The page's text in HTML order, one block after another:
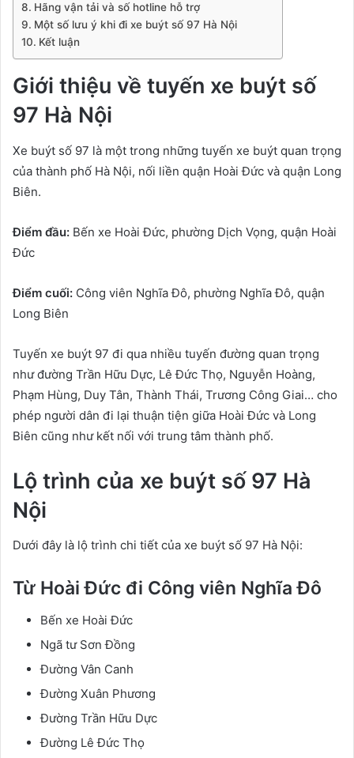
Hãng vận tải và số hotline hỗ trợ
Một số lưu ý khi đi xe buýt số 97 Hà Nội
Kết luận
Giới thiệu về tuyến xe buýt số
97 Hà Nội
Xe buýt số 97 là một trong những tuyến xe buýt quan trọng
của thành phố Hà Nội, nối liền quận Hoài Đức và quận Long
Biên.
Điểm đầu: Bến xe Hoài Đức, phường Dịch Vọng, quận Hoài
Đức
Điểm cuối: Công viên Nghĩa Đô, phường Nghĩa Đô, quận
Long Biên
Tuyến xe buýt 97 đi qua nhiều tuyến đường quan trọng
như đường Trần Hữu Dực, Lê Đức Thọ, Nguyễn Hoàng,
Phạm Hùng, Duy Tân, Thành Thái, Trương Công Giai… cho
phép người dân đi lại thuận tiện giữa Hoài Đức và Long
Biên cũng như kết nối với trung tâm thành phố.
Lộ trình của xe buýt số 97 Hà
Nội
Dưới đây là lộ trình chi tiết của xe buýt số 97 Hà Nội:
Từ Hoài Đức đi Công viên Nghĩa Đô
Bến xe Hoài Đức
Ngã tư Sơn Đồng
Đường Vân Canh
Đường Xuân Phương
Đường Trần Hữu Dực
Đường Lê Đức Thọ